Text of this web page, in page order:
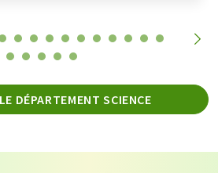
DÉPARTEMENT SCIENCE